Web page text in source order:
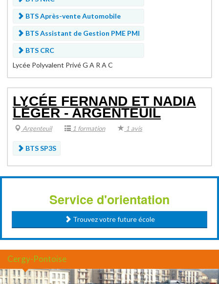
BTS Après-vente Automobile
BTS Assistant de Gestion PME PMI
BTS CRC
Lycée Polyvalent Privé G A R A C
LYCÉE FERNAND ET NADIA
LÉGER - ARGENTEUIL
Argenteuil 1 formation 1 avis
BTS SP3S
Service d'orientation
Trouvez votre future école
Cergy-Pontoise